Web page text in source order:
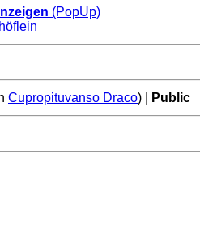
(PopUp)
Cupropituvanso Draco) | Public